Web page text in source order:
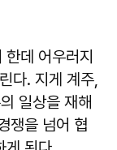
데 어우러지
다. 지게 계주,
일상을 재해
쟁을 넘어 협